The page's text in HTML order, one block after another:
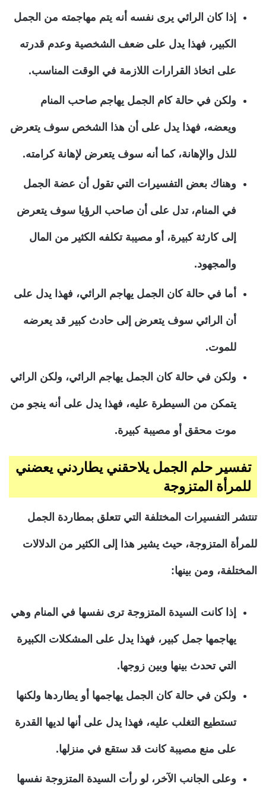
إذا كان الرائي يرى نفسه أنه يتم مهاجمته من الجمل
الكبير، فهذا يدل على ضعف الشخصية وعدم قدرته
على اتخاذ القرارات اللازمة في الوقت المناسب.
ولكن في حالة كام الجمل يهاجم صاحب المنام
ويعضه، فهذا يدل على أن هذا الشخص سوف يتعرض
للذل والإهانة، كما أنه سوف يتعرض لإهانة كرامته.
وهناك بعض التفسيرات التي تقول أن عضة الجمل
في المنام، تدل على أن صاحب الرؤيا سوف يتعرض
إلى كارثة كبيرة، أو مصيبة تكلفه الكثير من المال
والمجهود.
أما في حالة كان الجمل يهاجم الرائي، فهذا يدل على
أن الرائي سوف يتعرض إلى حادث كبير قد يعرضه
للموت.
ولكن في حالة كان الجمل يهاجم الرائي، ولكن الرائي
يتمكن من السيطرة عليه، فهذا يدل على أنه ينجو من
موت محقق أو مصيبة كبيرة.
تفسير حلم الجمل يلاحقني يطاردني يعضني
للمرأة المتزوجة
تنتشر التفسيرات المختلفة التي تتعلق بمطاردة الجمل
للمرأة المتزوجة، حيث يشير هذا إلى الكثير من الدلالات
المختلفة، ومن بينها:
إذا كانت السيدة المتزوجة ترى نفسها في المنام وهي
يهاجمها جمل كبير، فهذا يدل على المشكلات الكبيرة
التي تحدث بينها وبين زوجها.
ولكن في حالة كان الجمل يهاجمها أو يطاردها ولكنها
تستطيع التغلب عليه، فهذا يدل على أنها لديها القدرة
على منع مصيبة كانت قد ستقع في منزلها.
وعلى الجانب الآخر، لو رأت السيدة المتزوجة نفسها